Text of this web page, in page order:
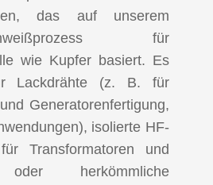
das auf unserem
für
wie Kupfer basiert. Es
Lackdrähte (z. B. für
Generatorenfertigung,
isolierte HF-
Transformatoren und
oder herkömmliche